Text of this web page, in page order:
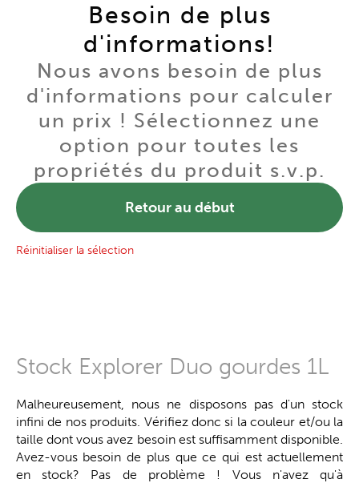
Besoin de plus
d'informations!
Nous avons besoin de plus
d'informations pour calculer
un prix ! Sélectionnez une
option pour toutes les
propriétés du produit s.v.p.
Retour au début
Réinitialiser la sélection
Stock Explorer Duo gourdes 1L
Malheureusement, nous ne disposons pas d'un stock
infini de nos produits. Vérifiez donc si la couleur et/ou la
taille dont vous avez besoin est suffisamment disponible.
Avez-vous besoin de plus que ce qui est actuellement
en stock? Pas de problème ! Vous n'avez qu'à